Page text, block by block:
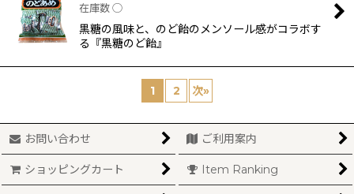
在庫数 ◯
黒糖の風味と、のど飴のメンソール感がコラボす
る『黒糖のど飴』
1 2 次»
お問い合わせ ご利用案内
ショッピングカート Item Ranking